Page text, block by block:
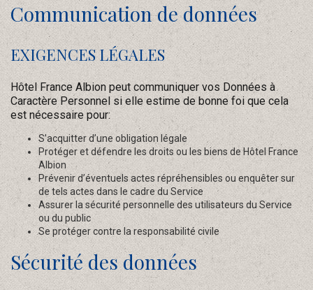
Communication de données
EXIGENCES LÉGALES
Hôtel France Albion peut communiquer vos Données à
Caractère Personnel si elle estime de bonne foi que cela
est nécessaire pour:
S’acquitter d’une obligation légale
Protéger et défendre les droits ou les biens de Hôtel France
Albion
Prévenir d’éventuels actes répréhensibles ou enquêter sur
de tels actes dans le cadre du Service
Assurer la sécurité personnelle des utilisateurs du Service
ou du public
Se protéger contre la responsabilité civile
Sécurité des données